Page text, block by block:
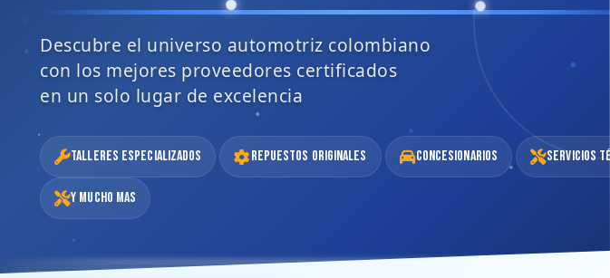
Descubre el universo automotriz colombiano
con los mejores proveedores certificados
en un solo lugar de excelencia
Talleres Especializados Repuestos Originales Concesionarios Servicios
Y mucho mas